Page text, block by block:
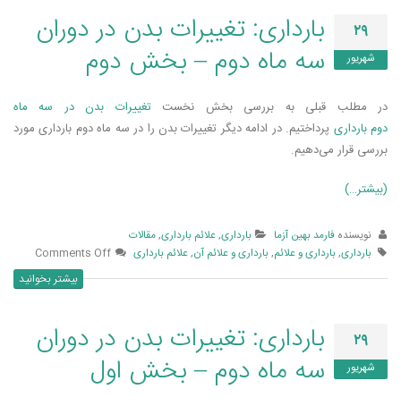
۲۹
شهریور
بارداری: تغییرات بدن در دوران
سه ماه دوم – بخش دوم
در مطلب قبلی به بررسی بخش نخستتغییرات بدن در سه ماه
دوم بارداری پرداختیم. در ادامه دیگر تغییرات بدن را در سه ماه دوم بارداری مورد
بررسی قرار می‌دهیم.
(بیشتر…)
نویسنده فارمد بهین آزما بارداری,علائم بارداری,مقالات
بارداری, بارداری و علائم, بارداری و علائم آن,علائم بارداری Comments Off
بیشتر بخوانید
۲۹
شهریور
بارداری: تغییرات بدن در دوران
سه ماه دوم – بخش اول